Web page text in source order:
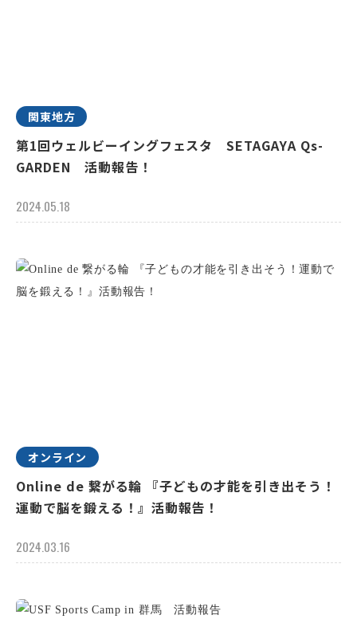
関東地方
第1回ウェルビーイングフェスタ SETAGAYA Qs-
GARDEN 活動報告！
2024.05.18
オンライン
Online de 繋がる輪 『子どもの才能を引き出そう！
運動で脳を鍛える！』活動報告！
2024.03.16